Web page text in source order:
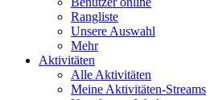
Rangliste
Unsere Auswahl
Mehr
Aktivitäten
Alle Aktivitäten
Meine Aktivitäten-Streams